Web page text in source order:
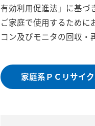
有効利用促進法」に基づ
ご家庭で使用するために
コン及びモニタの回収・
家庭系ＰＣリサイ